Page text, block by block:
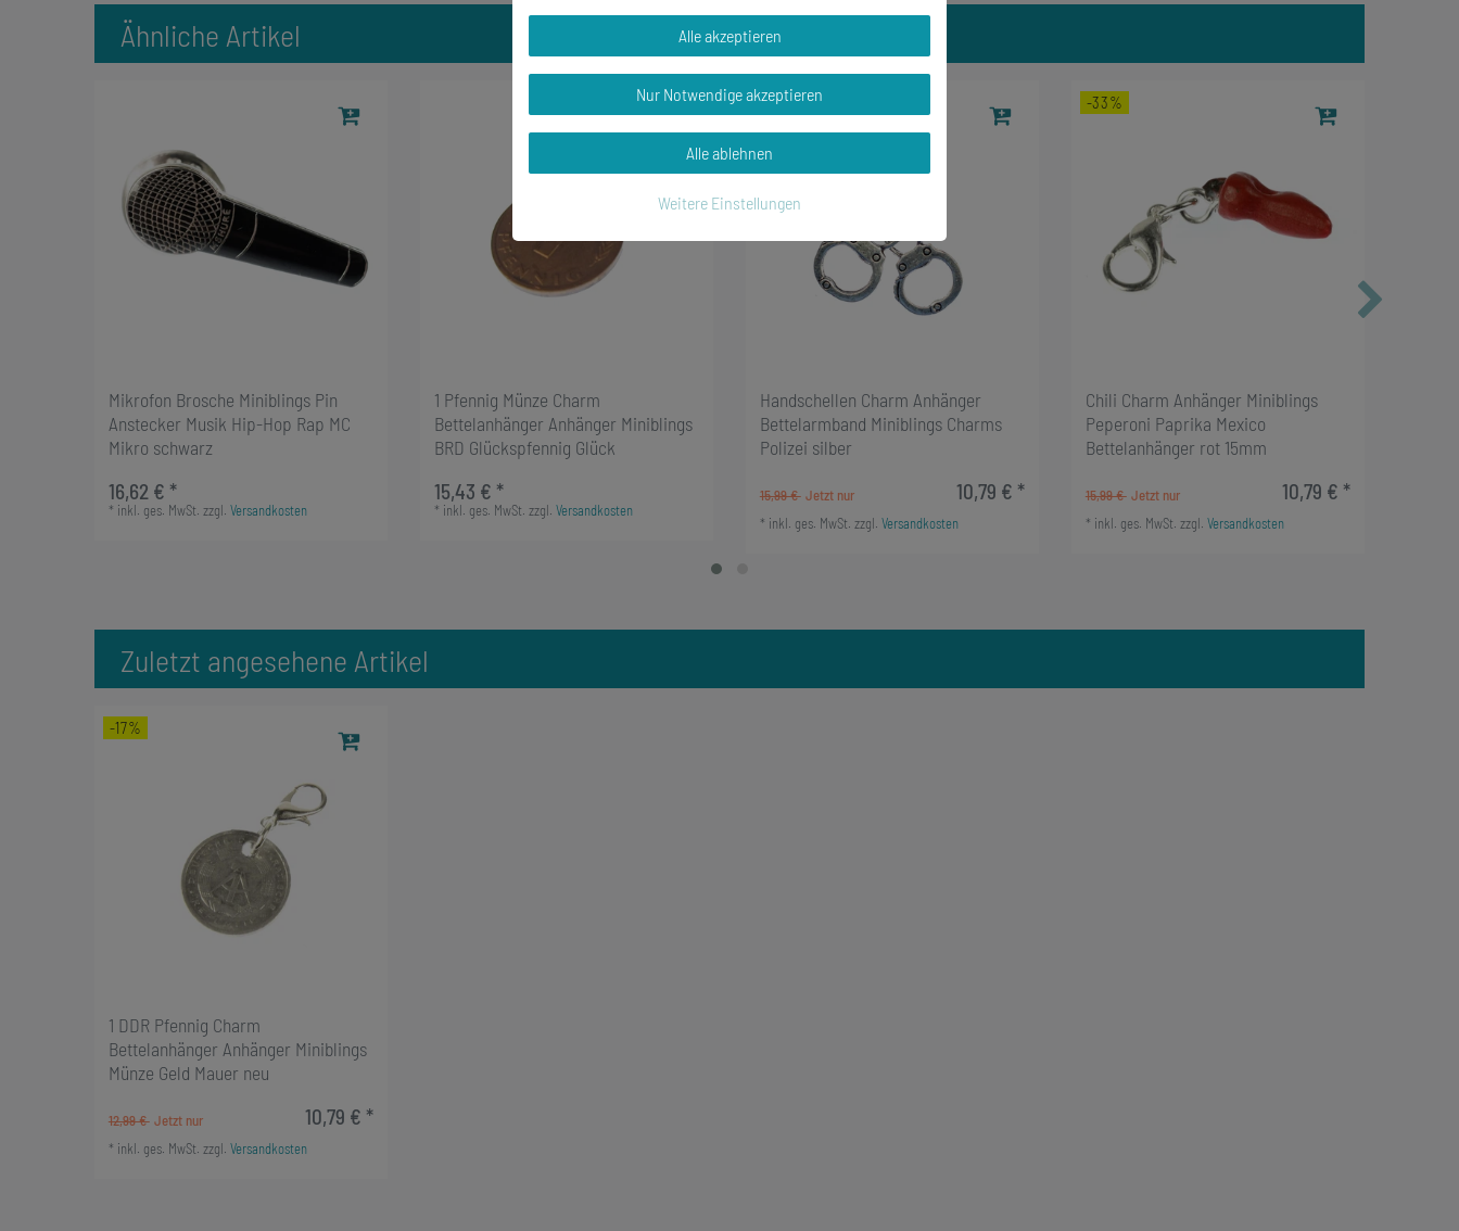
Ähnliche Artikel
Mikrofon Brosche Miniblings Pin
Anstecker Musik Hip-Hop Rap MC
Mikro schwarz
16,62 € *
* inkl. ges. MwSt. zzgl. Versandkosten
1 Pfennig Münze Charm
Bettelanhänger Anhänger Miniblings
BRD Glückspfennig Glück
15,43 € *
* inkl. ges. MwSt. zzgl. Versandkosten
-33%
Handschellen Charm Anhänger
Bettelarmband Miniblings Charms
Polizei silber
15,99 € 10,79 € *
* inkl. ges. MwSt. zzgl. Versandkosten
-33%
Chili Charm Anhänger Miniblings
Peperoni Paprika Mexico
Bettelanhänger rot 15mm
15,99 € 10,79 € *
* inkl. ges. MwSt. zzgl. Versandkosten
Zuletzt angesehene Artikel
-17%
1 DDR Pfennig Charm
Bettelanhänger Anhänger Miniblings
Münze Geld Mauer neu
12,99 € 10,79 € *
* inkl. ges. MwSt. zzgl. Versandkosten
Alle akzeptieren
Nur Notwendige akzeptieren
Alle ablehnen
Weitere Einstellungen